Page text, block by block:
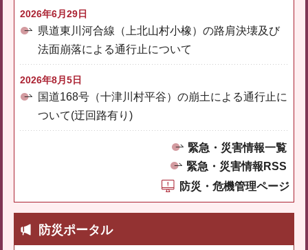
2026年6月29日
県道東川河合線（上北山村小橡）の路肩決壊及び
法面崩落による通行止について
2026年8月5日
国道168号（十津川村平谷）の崩土による通行止に
ついて(迂回路有り)
緊急・災害情報一覧
緊急・災害情報RSS
防災・危機管理ページ
防災ポータル